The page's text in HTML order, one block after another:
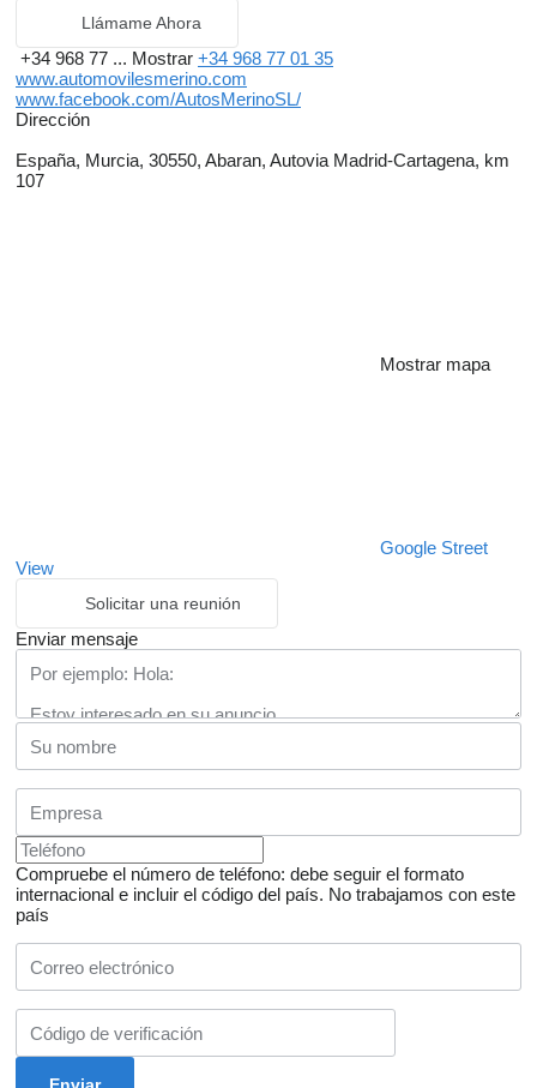
Llámame Ahora
+34 968 77 ... Mostrar +34 968 77 01 35
www.automovilesmerino.com
www.facebook.com/AutosMerinoSL/
Dirección
España, Murcia, 30550, Abaran, Autovia Madrid-Cartagena, km
107
Mostrar mapa
Google Street
View
Solicitar una reunión
Enviar mensaje
Compruebe el número de teléfono: debe seguir el formato
internacional e incluir el código del país. No trabajamos con este
país